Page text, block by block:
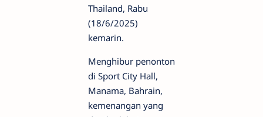
Thailand, Rabu
(18/6/2025)
kemarin.
Menghibur penonton
di Sport City Hall,
Manama, Bahrain,
kemenangan yang